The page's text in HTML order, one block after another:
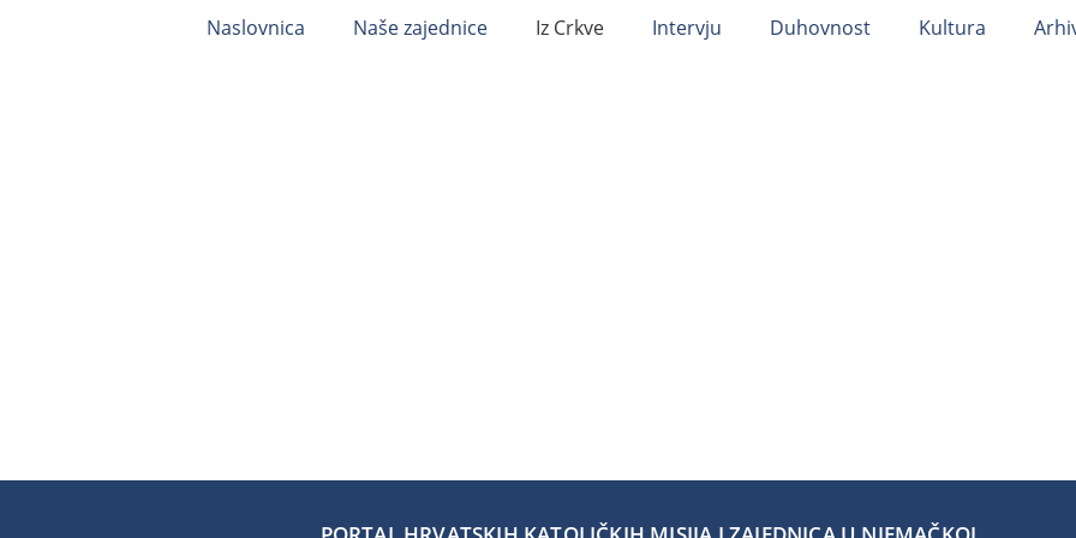
Naslovnica Naše zajednice Iz Crkve Intervju Duhovnost Kultura